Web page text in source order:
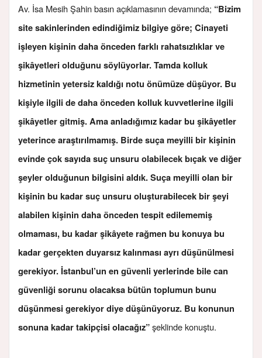
Av. İsa Mesih Şahin basın açıklamasının devamında; “Bizim
site sakinlerinden edindiğimiz bilgiye göre; Cinayeti
işleyen kişinin daha önceden farklı rahatsızlıklar ve
şikâyetleri olduğunu söylüyorlar. Tamda kolluk
hizmetinin yetersiz kaldığı notu önümüze düşüyor. Bu
kişiyle ilgili de daha önceden kolluk kuvvetlerine ilgili
şikâyetler gitmiş. Ama anladığımız kadar bu şikâyetler
yeterince araştırılmamış. Birde suça meyilli bir kişinin
evinde çok sayıda suç unsuru olabilecek bıçak ve diğer
şeyler olduğunun bilgisini aldık. Suça meyilli olan bir
kişinin bu kadar suç unsuru oluşturabilecek bir şeyi
alabilen kişinin daha önceden tespit edilememiş
olmaması, bu kadar şikâyete rağmen bu konuya bu
kadar gerçekten duyarsız kalınması ayrı düşünülmesi
gerekiyor. İstanbul’un en güvenli yerlerinde bile can
güvenliği sorunu olacaksa bütün toplumun bunu
düşünmesi gerekiyor diye düşünüyoruz. Bu konunun
sonuna kadar takipçisi olacağız”şeklinde konuştu.